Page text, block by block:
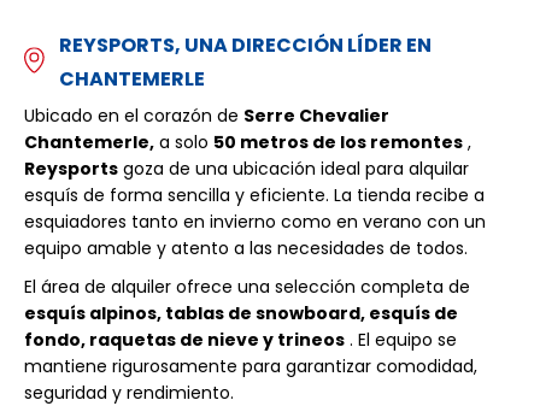
REYSPORTS, UNA DIRECCIÓN LÍDER EN
CHANTEMERLE
Ubicado en el corazón de Serre Chevalier
Chantemerle, a solo 50 metros de los remontes ,
Reysports goza de una ubicación ideal para alquilar
esquís de forma sencilla y eficiente. La tienda recibe a
esquiadores tanto en invierno como en verano con un
equipo amable y atento a las necesidades de todos.
El área de alquiler ofrece una selección completa de
esquís alpinos, tablas de snowboard, esquís de
fondo, raquetas de nieve y trineos . El equipo se
mantiene rigurosamente para garantizar comodidad,
seguridad y rendimiento.